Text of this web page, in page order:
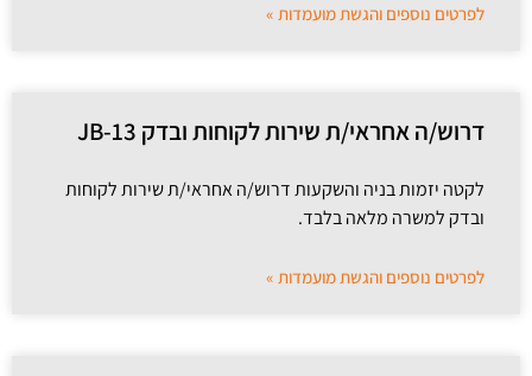
לפרטים נוספים והגשת מועמדות »
דרוש/ה אחראי/ת שירות לקוחות ובדק 13-JB
לקטה יזמות בניה והשקעות דרוש/ה אחראי/ת שירות לקוחות
ובדק למשרה מלאה בלבד.
לפרטים נוספים והגשת מועמדות »